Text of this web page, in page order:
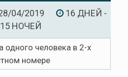
04/2019
16 ДНЕЙ -
15 НОЧЕЙ
одного человека в 2-х
номере